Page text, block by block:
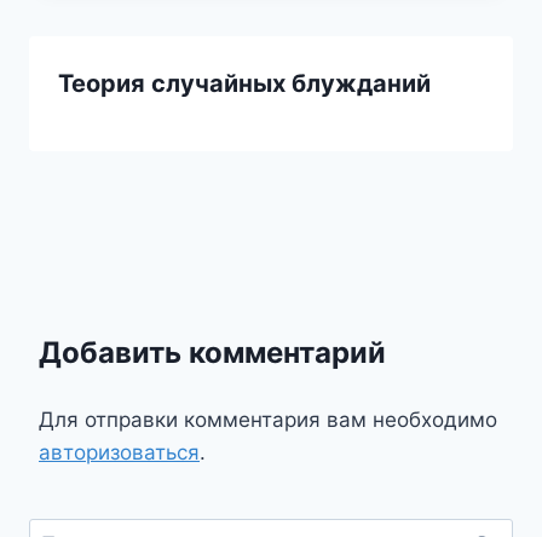
Теория случайных блужданий
Добавить комментарий
Для отправки комментария вам необходимо
авторизоваться.